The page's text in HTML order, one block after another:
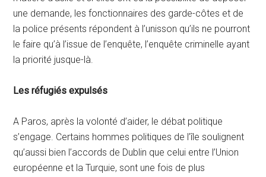
une demande, les fonctionnaires des garde-côtes et de
la police présents répondent à l’unisson qu’ils ne pourront
le faire qu’à l’issue de l’enquête, l’enquête criminelle ayant
la priorité jusque-là.
Les réfugiés expulsés
A Paros, après la volonté d’aider, le débat politique
s’engage. Certains hommes politiques de l’île soulignent
qu’aussi bien l’accords de Dublin que celui entre l’Union
européenne et la Turquie, sont une fois de plus